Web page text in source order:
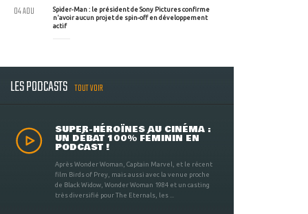
Spider-Man : le président de Sony Pictures confirme
n'avoir aucun projet de spin-off en développement
actif
04 AOU
LES PODCASTS TOUT VOIR
SUPER-HÉROÏNES AU CINÉMA :
UN DÉBAT 100% FÉMININ EN
PODCAST !
Après Wonder Woman, Captain Marvel, et le récent
film Birds of Prey, mais aussi avec la venue proche
de Black Widow, Wonder Woman 1984 et un casting
très diversifié pour The Eternals, les ...